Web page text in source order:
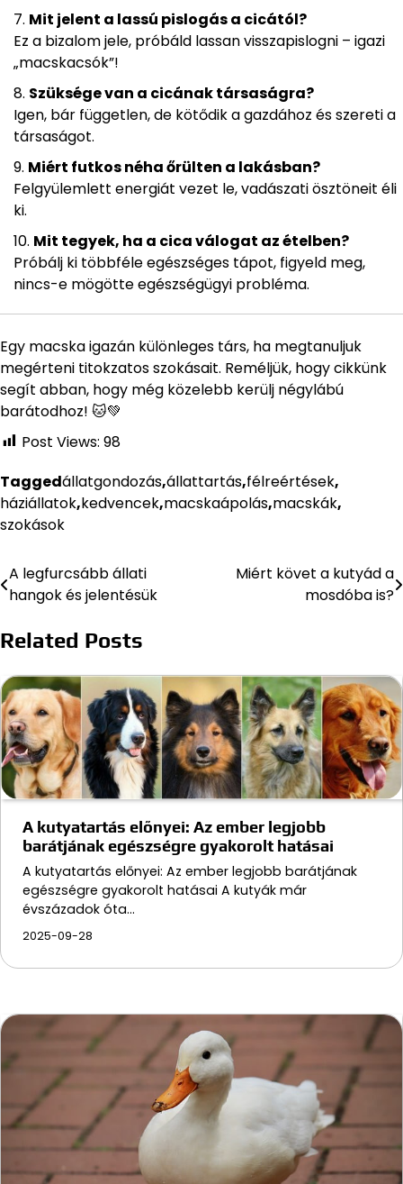
Mit jelent a lassú pislogás a cicától?
Ez a bizalom jele, próbáld lassan visszapislogni – igazi
„macskacsók”!
Szüksége van a cicának társaságra?
Igen, bár független, de kötődik a gazdához és szereti a
társaságot.
Miért futkos néha őrülten a lakásban?
Felgyülemlett energiát vezet le, vadászati ösztöneit éli
ki.
Mit tegyek, ha a cica válogat az ételben?
Próbálj ki többféle egészséges tápot, figyeld meg,
nincs-e mögötte egészségügyi probléma.
Egy macska igazán különleges társ, ha megtanuljuk
megérteni titokzatos szokásait. Reméljük, hogy cikkünk
segít abban, hogy még közelebb kerülj négylábú
barátodhoz! 🐱💚
Post Views: 98
Taggedállatgondozás,állattartás,félreértések,
háziállatok,kedvencek,macskaápolás,macskák,
szokások
Bejegyzés
navigáció
A legfurcsább állati
hangok és jelentésük
Miért követ a kutyád a
mosdóba is?
Related Posts
A kutyatartás előnyei: Az ember legjobb
barátjának egészségre gyakorolt hatásai
A kutyatartás előnyei: Az ember legjobb barátjának
egészségre gyakorolt hatásai A kutyák már
évszázadok óta…
2025-09-28